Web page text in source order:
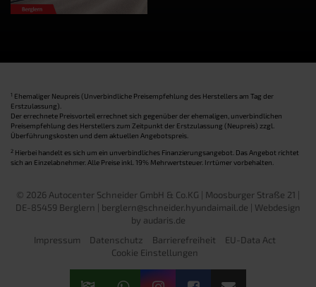
1 Ehemaliger Neupreis (Unverbindliche Preisempfehlung des Herstellers am Tag der
Erstzulassung).
Der errechnete Preisvorteil errechnet sich gegenüber der ehemaligen, unverbindlichen
Preisempfehlung des Herstellers zum Zeitpunkt der Erstzulassung (Neupreis) zzgl.
Überführungskosten und dem aktuellen Angebotspreis.
2 Hierbei handelt es sich um ein unverbindliches Finanzierungsangebot. Das Angebot richtet
sich an Einzelabnehmer. Alle Preise inkl. 19% Mehrwertsteuer. Irrtümer vorbehalten.
© 2026 Autocenter Schneider GmbH & Co.KG | Moosburger Straße 21 |
DE-85459 Berglern | berglern@schneider.hyundaimail.de | Webdesign
by audaris.de
Impressum
Datenschutz Barrierefreiheit
EU-Data Act
Cookie Einstellungen